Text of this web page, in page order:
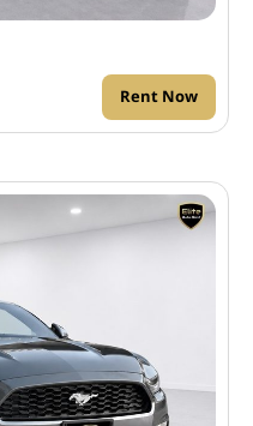
Rent Now